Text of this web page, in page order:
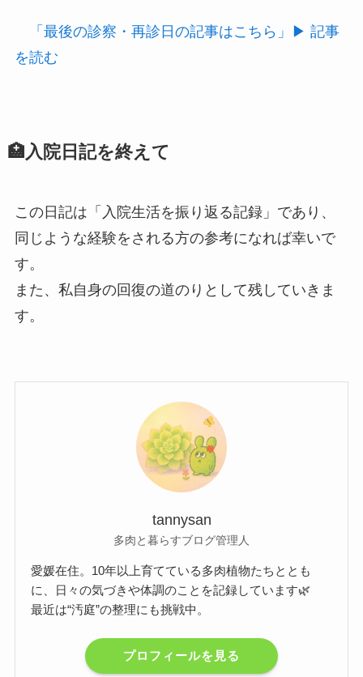
「最後の診察・再診日の記事はこちら」▶︎ 記事
を読む
🏥入院日記を終えて
この日記は「入院生活を振り返る記録」であり、
同じような経験をされる方の参考になれば幸いで
す。
また、私自身の回復の道のりとして残していきま
す。
tannysan
多肉と暮らすブログ管理人
愛媛在住。10年以上育てている多肉植物たちととも
に、日々の気づきや体調のことを記録しています🌿
最近は“汚庭”の整理にも挑戦中。
プロフィールを見る